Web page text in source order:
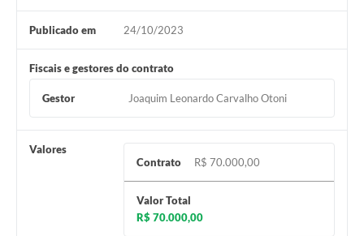
Publicado em 24/10/2023
Fiscais e gestores do contrato
Gestor Joaquim Leonardo Carvalho Otoni
Valores
Contrato
R$ 70.000,00
Valor Total
R$ 70.000,00